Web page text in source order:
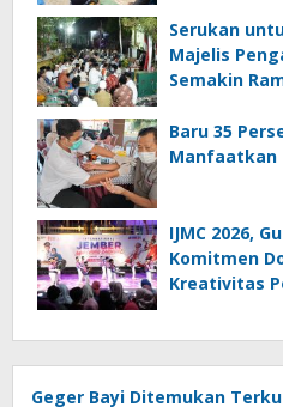
Serukan
Majelis
Semakin
Baru 35
Manfaatkan
IJMC 2026,
Komitmen
Kreativitas
Geger Bayi Ditemukan